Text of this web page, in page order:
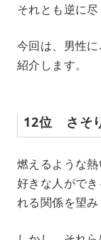
それとも逆に
今回は、男性
紹介します。
12位 さそ
燃えるような熱
好きな人がで
れる関係を望み